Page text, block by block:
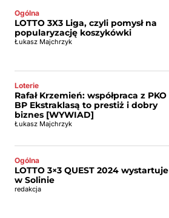
Ogólna
LOTTO 3X3 Liga, czyli pomysł na
popularyzację koszykówki
Łukasz Majchrzyk
Loterie
Rafał Krzemień: współpraca z PKO
BP Ekstraklasą to prestiż i dobry
biznes [WYWIAD]
Łukasz Majchrzyk
Ogólna
LOTTO 3×3 QUEST 2024 wystartuje
w Solinie
redakcja